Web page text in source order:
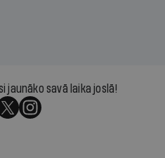
jaunāko savā laika joslā!